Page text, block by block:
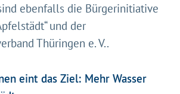
ebenfalls die Bürgerinitiative
und der
Thüringen e. V..
eint das Ziel: Mehr Wasser